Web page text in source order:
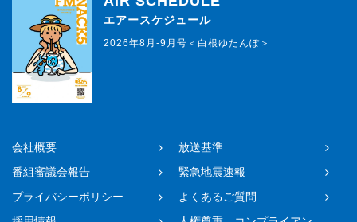
エアースケジュール
2026年8月-9月号＜白根ゆたんぽ＞
会社概要
放送基準
番組審議会報告
緊急地震速報
プライバシーポリシー
よくあるご質問